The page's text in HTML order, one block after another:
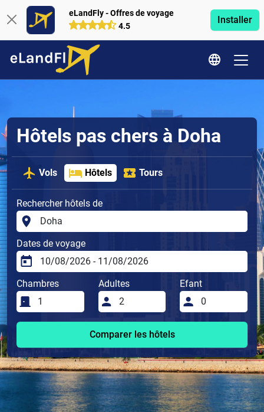
eLandFly - Offres de voyage
4.5
Installer
Hôtels pas chers à Doha
Vols Hôtels Tours
Rechercher hôtels de
Dates de voyage
Chambres Adultes Efant
Comparer les hôtels